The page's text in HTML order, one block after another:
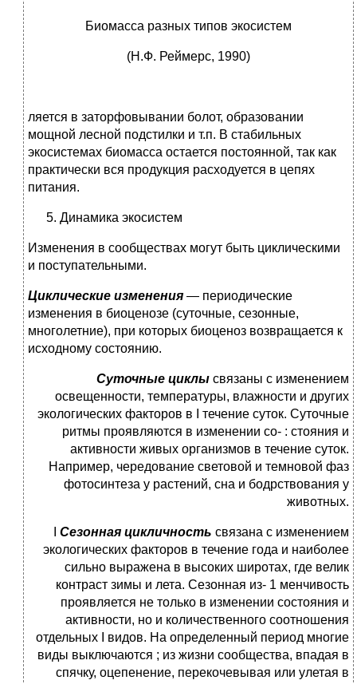
Биомасса разных типов экосистем
(Н.Ф. Реймерс, 1990)
ляется в заторфовывании болот, образовании
мощной лесной подстилки и т.п. В стабильных
экосистемах биомасса остается постоянной, так как
практически вся продукция расходуется в цепях
питания.
Динамика экосистем
Изменения в сообществах могут быть циклическими
и поступательными.
Циклические изменения — периодические
изменения в био­ценозе (суточные, сезонные,
многолетние), при которых био­ценоз возвращается к
исходному состоянию.
Суточные циклы связаны с изменением
освещенности, температуры, влажности и других
экологических факторов в I течение суток. Суточные
ритмы проявляются в изменении со- : стояния и
активности живых организмов в течение суток.
Например, чередование световой и темновой фаз
фотосинтеза у растений, сна и бодрствования у
животных.
Сезонная цикличность связана с изменением
экологических факторов в течение года и наиболее
сильно выражена в высо­ких широтах, где велик
контраст зимы и лета. Сезонная из- 1 менчивость
проявляется не только в изменении состояния и
активности, но и количественного соотношения
отдельных I видов. На определенный период многие
виды выключаются ; из жизни сообщества, впадая в
спячку, оцепенение, переко­чевывая или улетая в